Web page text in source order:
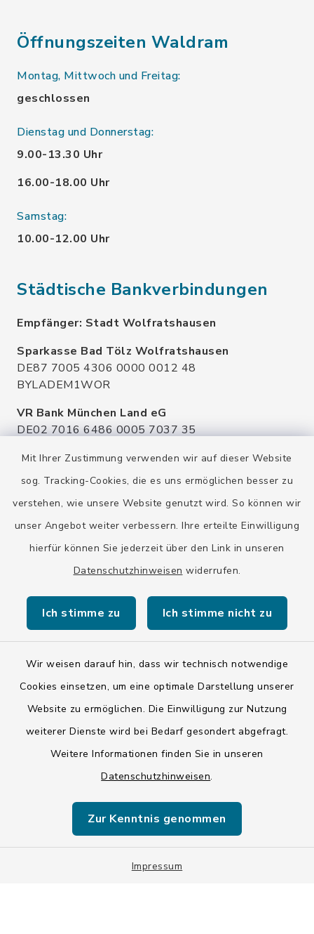
Mit Ihrer Zustimmung verwenden wir auf dieser Website
sog. Tracking-Cookies, die es uns ermöglichen besser zu
verstehen, wie unsere Website genutzt wird. So können wir
unser Angebot weiter verbessern. Ihre erteilte Einwilligung
hierfür können Sie jederzeit über den Link in unseren
Datenschutzhinweisen widerrufen.
Ich stimme zu Ich stimme nicht zu
Wir weisen darauf hin, dass wir technisch notwendige
Cookies einsetzen, um eine optimale Darstellung unserer
Website zu ermöglichen. Die Einwilligung zur Nutzung
weiterer Dienste wird bei Bedarf gesondert abgefragt.
Weitere Informationen finden Sie in unseren
Datenschutzhinweisen.
Zur Kenntnis genommen
Impressum
Öffnungszeiten Waldram
Montag, Mittwoch und Freitag:
geschlossen
Dienstag und Donnerstag:
9.00-13.30 Uhr
16.00-18.00 Uhr
Samstag:
10.00-12.00 Uhr
Städtische Bankverbindungen
Empfänger: Stadt Wolfratshausen
Sparkasse Bad Tölz Wolfratshausen
DE87 7005 4306 0000 0012 48
BYLADEM1WOR
VR Bank München Land eG
DE02 7016 6486 0005 7037 35
Raiffeisenbank Isar Loisachtal eG
DE92 7016 9543 0001 0005 00
GENODEF1HHS
HypoVereinsbank
DE20 7002 0270 3630 1010 09
HYVEDEMMXXX
Kontakt
Datenschutz
Sitemap